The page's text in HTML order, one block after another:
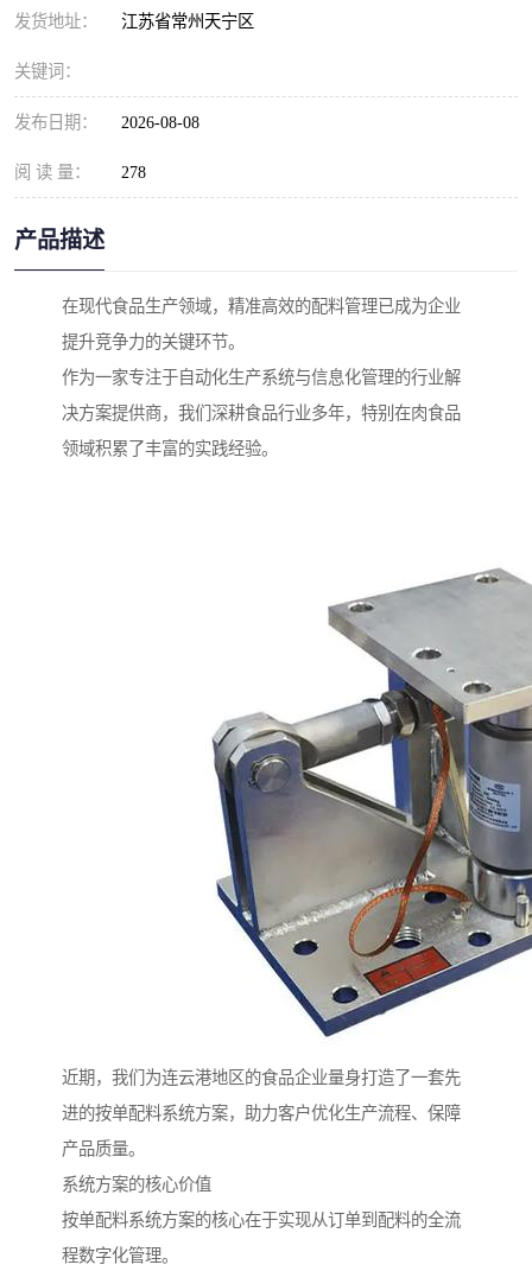
发货地址： 江苏省常州天宁区
关键词：
发布日期： 2026-08-08
阅 读 量： 278
产品描述
在现代食品生产领域，精准高效的配料管理已成为企业
提升竞争力的关键环节。
作为一家专注于自动化生产系统与信息化管理的行业解
决方案提供商，我们深耕食品行业多年，特别在肉食品
领域积累了丰富的实践经验。
近期，我们为连云港地区的食品企业量身打造了一套先
进的按单配料系统方案，助力客户优化生产流程、保障
产品质量。
系统方案的核心价值
按单配料系统方案的核心在于实现从订单到配料的全流
程数字化管理。